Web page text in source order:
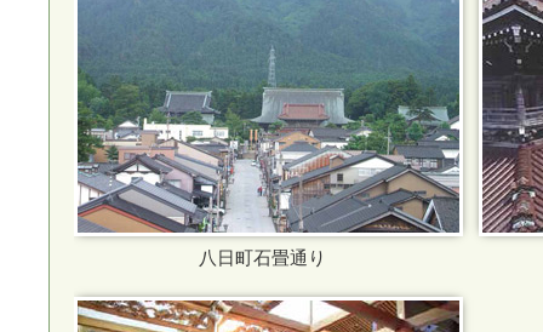
八日町石畳通り